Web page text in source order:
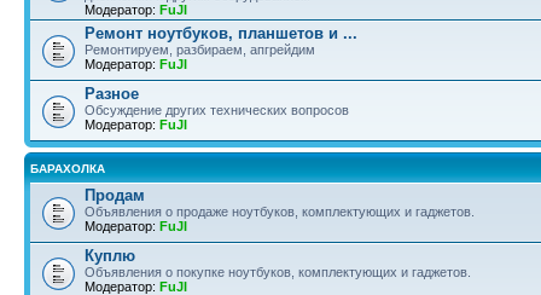
Модератор: FuJI
Ремонт ноутбуков, планшетов и ...
Ремонтируем, разбираем, апгрейдим
Модератор: FuJI
Разное
Обсуждение других технических вопросов
Модератор: FuJI
БАРАХОЛКА
Продам
Объявления о продаже ноутбуков, комплектующих и гаджетов.
Модератор: FuJI
Куплю
Объявления о покупке ноутбуков, комплектующих и гаджетов.
Модератор: FuJI